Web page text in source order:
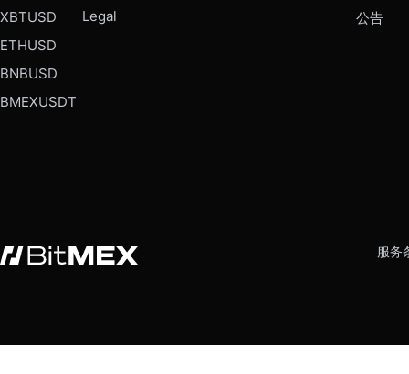
XBTUSD
ETHUSD
BNBUSD
BMEXUSDT
Legal
公告
服务